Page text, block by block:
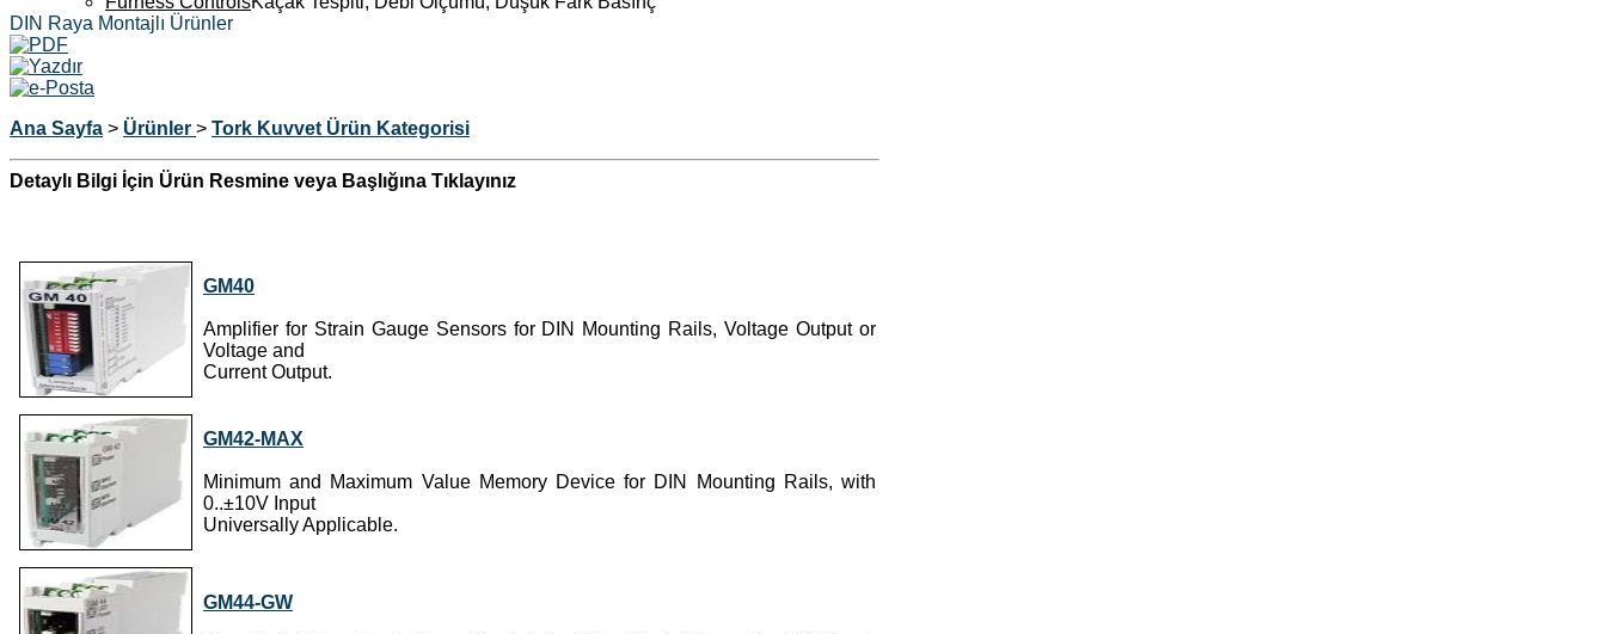
DIN Raya Montajlı Ürünler
Ana Sayfa > Ürünler > Tork Kuvvet Ürün Kategorisi
Detaylı Bilgi İçin Ürün Resmine veya Başlığına Tıklayınız
GM40
Amplifier for Strain Gauge Sensors for DIN Mounting Rails, Voltage Output or
Voltage and
Current Output.
GM42-MAX
Minimum and Maximum Value Memory Device for DIN Mounting Rails, with
0..±10V Input
Universally Applicable.
GM44-GW